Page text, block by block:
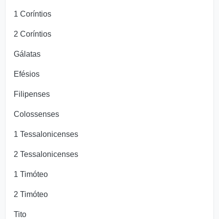
1 Coríntios
2 Coríntios
Gálatas
Efésios
Filipenses
Colossenses
1 Tessalonicenses
2 Tessalonicenses
1 Timóteo
2 Timóteo
Tito